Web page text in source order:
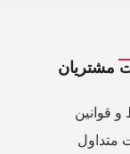
مشتریان
قوانین
متداول